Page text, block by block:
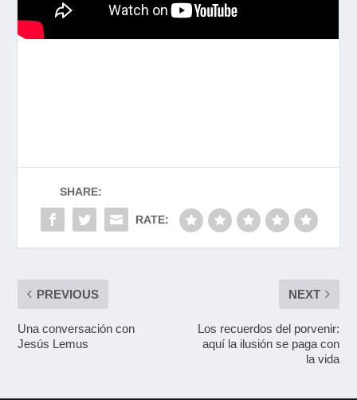
SHARE:
RATE:
PREVIOUS
Una conversación con
Jesús Lemus
NEXT
Los recuerdos del porvenir:
aquí la ilusión se paga con
la vida